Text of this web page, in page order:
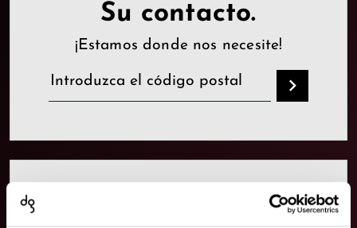
Su contacto.
¡Estamos donde nos necesite!